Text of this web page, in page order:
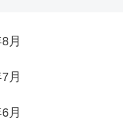
月
月
月